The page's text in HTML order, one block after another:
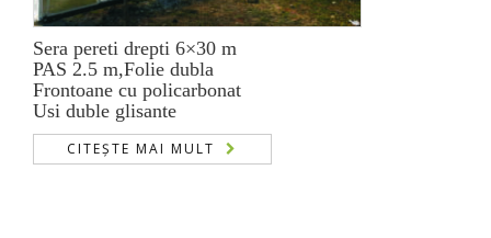
Sera pereti drepti 6×30 m
PAS 2.5 m,Folie dubla
Frontoane cu policarbonat
Usi duble glisante
CITEȘTE MAI MULT